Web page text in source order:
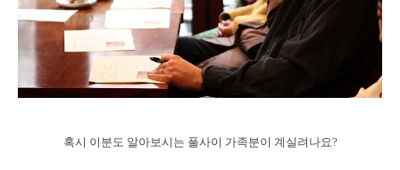
혹시 이분도 알아보시는 풀사이 가족분이 계실려나요?